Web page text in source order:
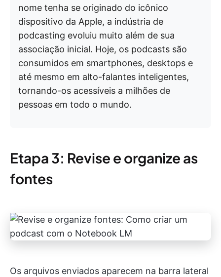
nome tenha se originado do icônico
dispositivo da Apple, a indústria de
podcasting evoluiu muito além de sua
associação inicial. Hoje, os podcasts são
consumidos em smartphones, desktops e
até mesmo em alto-falantes inteligentes,
tornando-os acessíveis a milhões de
pessoas em todo o mundo.
Etapa 3: Revise e organize as
fontes
Os arquivos enviados aparecem na barra lateral